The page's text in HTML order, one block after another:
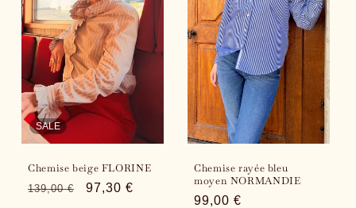
SALE
Chemise beige FLORINE
Regular
139,00 €
Sale
97,30 €
Chemise rayée bleu
moyen NORMANDIE
Regular
99,00 €